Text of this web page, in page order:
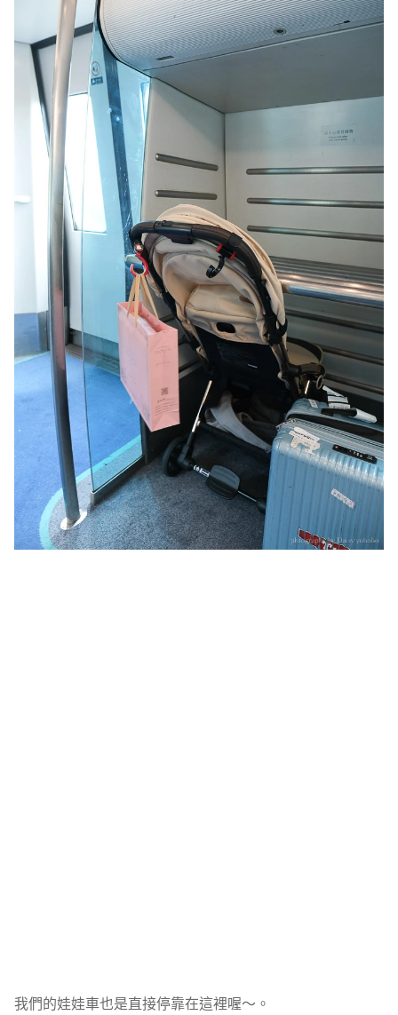
我們的娃娃車也是直接停靠在這裡喔～。